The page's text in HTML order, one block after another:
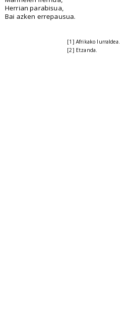
Herrian parabisua,
Bai azken errepausua.
[1] Afrikako lurraldea.
[2] Etzanda.